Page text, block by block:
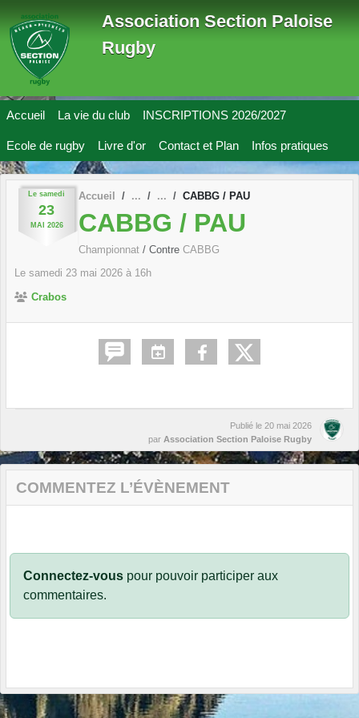
Association Section Paloise
Rugby
Accueil La vie du club INSCRIPTIONS 2026/2027
Ecole de rugby Livre d'or Contact et Plan Infos pratiques
Le samedi
23
MAI 2026
Accueil CABBG / PAU
CABBG / PAU
Championnat / Contre CABBG
Le samedi 23 mai 2026 à 16h
Crabos
Publié le 20 mai 2026
par Association Section Paloise Rugby
COMMENTEZ L’ÉVÈNEMENT
Connectez-vous pour pouvoir participer aux
commentaires.